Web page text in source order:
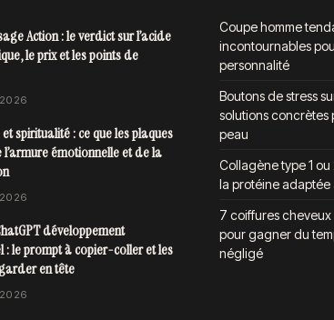
Action : le verdict sur l’acide
le prix et les points de
spiritualité : ce que les plaques
émotionnelle et de la
développement
: le prompt à copier-coller et les
en tête
Coupe homme
incontournables
personnalité
Boutons de stress
solutions concrètes
peau
Collagène type 1
la protéine adaptée
7 coiffures
pour gagner du
négligé